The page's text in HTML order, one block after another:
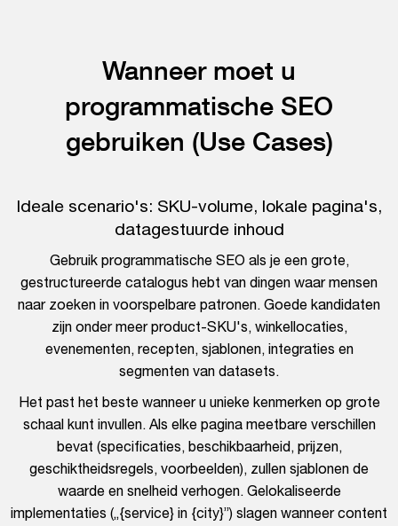
Wanneer moet u
programmatische SEO
gebruiken (Use Cases)
Ideale scenario's: SKU-volume, lokale pagina's,
datagestuurde inhoud
Gebruik programmatische SEO als je een grote,
gestructureerde catalogus hebt van dingen waar mensen
naar zoeken in voorspelbare patronen. Goede kandidaten
zijn onder meer product-SKU's, winkellocaties,
evenementen, recepten, sjablonen, integraties en
segmenten van datasets.
Het past het beste wanneer u unieke kenmerken op grote
schaal kunt invullen. Als elke pagina meetbare verschillen
bevat (specificaties, beschikbaarheid, prijzen,
geschiktheidsregels, voorbeelden), zullen sjablonen de
waarde en snelheid verhogen. Gelokaliseerde
implementaties („{service} in {city}”) slagen wanneer content